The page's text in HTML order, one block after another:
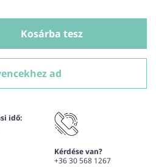
Kosárba tesz
ad
idő:
Kérdése van?
+36 30 568 1267